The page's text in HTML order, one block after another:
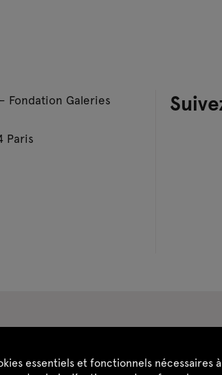
essentiels et fonctionnels nécessaires
Fondation Galeries
Paris